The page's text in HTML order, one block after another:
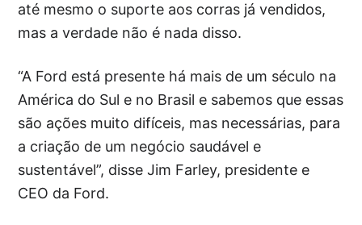
até mesmo o suporte aos corras já vendidos,
mas a verdade não é nada disso.
“A Ford está presente há mais de um século na
América do Sul e no Brasil e sabemos que essas
são ações muito difíceis, mas necessárias, para
a criação de um negócio saudável e
sustentável”, disse Jim Farley, presidente e
CEO da Ford.